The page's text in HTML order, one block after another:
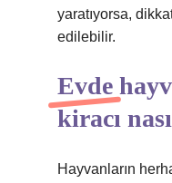
yaratıyorsa,
edilebilir.
Evde
kiracı
Hayvanların